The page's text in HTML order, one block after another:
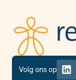
Volg ons op